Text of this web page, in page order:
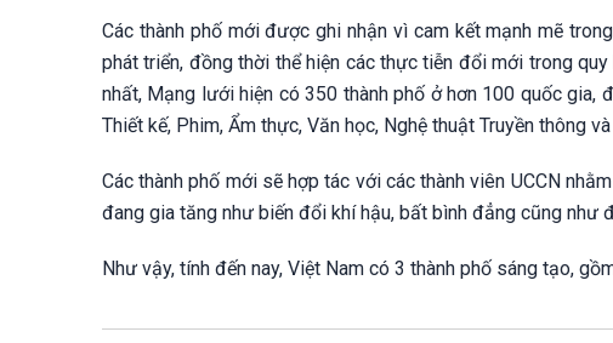
Các thành phố mới được ghi nhận vì cam kết mạnh mẽ
phát triển, đồng thời thể hiện các thực tiễn đổi mới trong
nhất, Mạng lưới hiện có 350 thành phố ở hơn 100 quốc gia,
Thiết kế, Phim, Ẩm thực, Văn học, Nghệ thuật Truyền thông
Các thành phố mới sẽ hợp tác với các thành viên UCCN
đang gia tăng như biến đổi khí hậu, bất bình đẳng cũng như
Như vậy, tính đến nay, Việt Nam có 3 thành phố sáng tạo,